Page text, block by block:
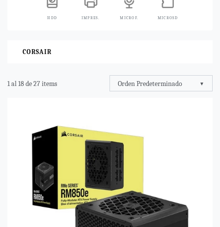
HDD IMPRES. MICROF. MICROSD
CORSAIR
1 al 18 de 27 items Orden Predeterminado